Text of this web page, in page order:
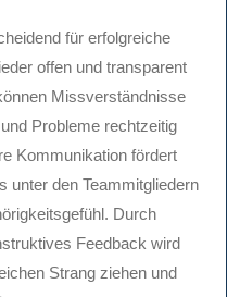
für erfolgreiche
offen und transparent
Missverständnisse
Probleme rechtzeitig
Kommunikation fördert
unter den Teammitgliedern
Durch
Feedback wird
Strang ziehen und